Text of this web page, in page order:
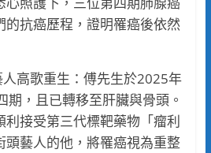
的抗癌歷程，證明罹癌後依然
高歌重生：傅先生於2025年
期，且已轉移至肝臟與骨頭。
利接受第三代標靶藥物「瘤利
頭藝人的他，將罹癌視為重整